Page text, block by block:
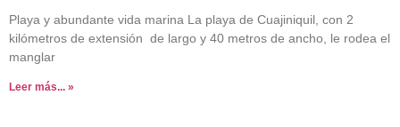
Playa y abundante vida marina La playa de Cuajiniquil, con 2
kilómetros de extensión de largo y 40 metros de ancho, le rodea el
manglar
Leer más... »